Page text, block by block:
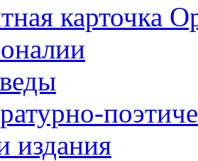
карточка
издания